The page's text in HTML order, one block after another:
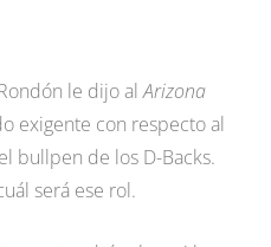
le dijo alArizona
exigente con respecto al
bullpen de los D-Backs.
será ese rol.